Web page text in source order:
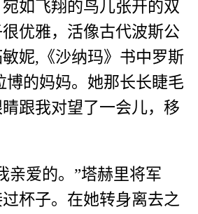
如飞翔的鸟儿张开的双
优雅，活像古代波斯公
妮,《沙纳玛》书中罗斯
博的妈妈。她那长长睫毛
跟我对望了一会儿，移
亲爱的。”塔赫里将军
杯子。在她转身离去之